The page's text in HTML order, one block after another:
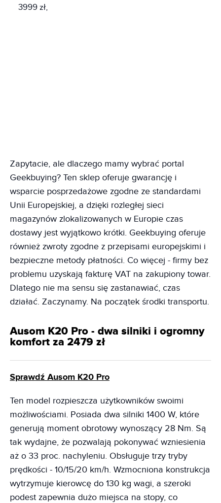
3999 zł,
Zapytacie, ale dlaczego mamy wybrać portal
Geekbuying? Ten sklep oferuje gwarancję i
wsparcie posprzedażowe zgodne ze standardami
Unii Europejskiej, a dzięki rozległej sieci
magazynów zlokalizowanych w Europie czas
dostawy jest wyjątkowo krótki. Geekbuying oferuje
również zwroty zgodne z przepisami europejskimi i
bezpieczne metody płatności. Co więcej - firmy bez
problemu uzyskają fakturę VAT na zakupiony towar.
Dlatego nie ma sensu się zastanawiać, czas
działać. Zaczynamy. Na początek środki transportu.
Ausom K20 Pro - dwa silniki i ogromny
komfort za 2479 zł
Sprawdź Ausom K20 Pro
Ten model rozpieszcza użytkowników swoimi
możliwościami. Posiada dwa silniki 1400 W, które
generują moment obrotowy wynoszący 28 Nm. Są
tak wydajne, że pozwalają pokonywać wzniesienia
aż o 33 proc. nachyleniu. Obsługuje trzy tryby
prędkości - 10/15/20 km/h. Wzmocniona konstrukcja
wytrzymuje kierowcę do 130 kg wagi, a szeroki
podest zapewnia dużo miejsca na stopy, co